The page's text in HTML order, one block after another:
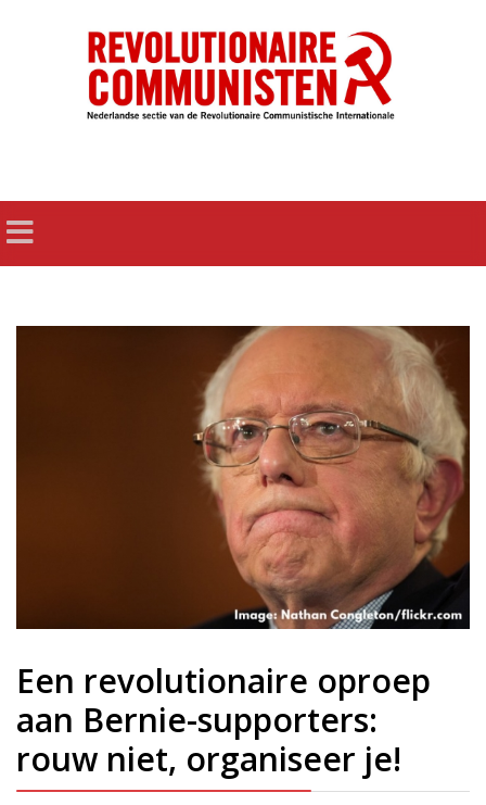
Een revolutionaire oproep
aan Bernie-supporters:
rouw niet, organiseer je!